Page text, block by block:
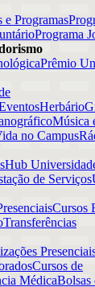
e Programas
Programa
Prêmio
Herbário
Música
no Campus
Hub
de Serviços
Cursos
Transferências
Cursos de
MédicaBolsas